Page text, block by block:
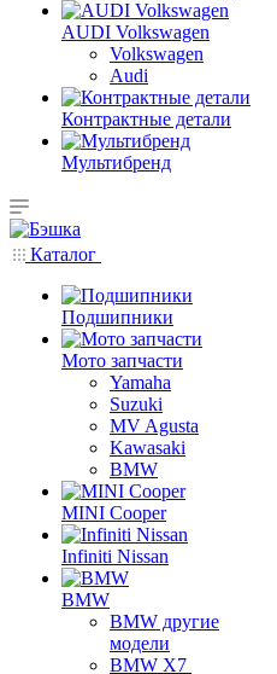
AUDI Volkswagen
Volkswagen
Audi
Контрактные детали
Мультибренд
Каталог
Подшипники
Мото запчасти
Yamaha
Suzuki
MV Agusta
Kawasaki
BMW
MINI Cooper
Infiniti Nissan
BMW
BMW другие
модели
BMW X7